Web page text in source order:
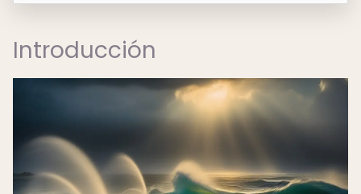
Introducción